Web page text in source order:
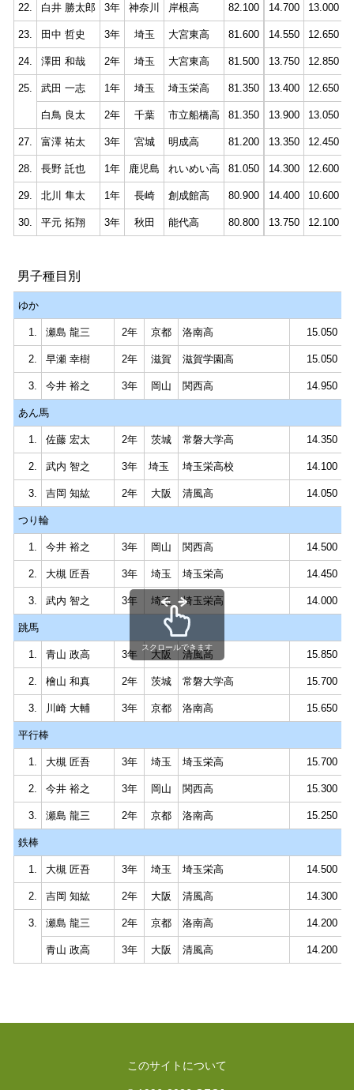
22. 白井 勝太郎 3年 神奈川 岸根高 82.100 14.700 13.000
23. 田中 哲史 3年 埼玉 大宮東高 81.600 14.550 12.650
24. 澤田 和哉 2年 埼玉 大宮東高 81.500 13.750 12.850
25. 武田 一志 1年 埼玉 埼玉栄高 81.350 13.400 12.650
白鳥 良太 2年 千葉 市立船橋高 81.350 13.900 13.050
27. 富澤 祐太 3年 宮城 明成高 81.200 13.350 12.450
28. 長野 託也 1年 鹿児島 れいめい高 81.050 14.300 12.600
29. 北川 隼太 1年 長崎 創成館高 80.900 14.400 10.600
30. 平元 拓翔 3年 秋田 能代高 80.800 13.750 12.100
男子種目別
ゆか
1. 瀬島 龍三 2年 京都 洛南高 15.050
2. 早瀬 幸樹 2年 滋賀 滋賀学園高 15.050
3. 今井 裕之 3年 岡山 関西高 14.950
あん馬
1. 佐藤 宏太 2年 茨城 常磐大学高 14.350
2. 武内 智之 3年 埼玉 埼玉栄高校 14.100
3. 吉岡 知紘 2年 大阪 清風高 14.050
つり輪
1. 今井 裕之 3年 岡山 関西高 14.500
2. 大槻 匠吾 3年 埼玉 埼玉栄高 14.450
3. 武内 智之 3年 埼玉 埼玉栄高 14.000
跳馬
1. 青山 政高 3年 大阪 清風高 15.850
2. 檜山 和真 2年 茨城 常磐大学高 15.700
3. 川崎 大輔 3年 京都 洛南高 15.650
平行棒
1. 大槻 匠吾 3年 埼玉 埼玉栄高 15.700
2. 今井 裕之 3年 岡山 関西高 15.300
3. 瀬島 龍三 2年 京都 洛南高 15.250
鉄棒
1. 大槻 匠吾 3年 埼玉 埼玉栄高 14.500
2. 吉岡 知紘 2年 大阪 清風高 14.300
3. 瀬島 龍三 2年 京都 洛南高 14.200
青山 政高 3年 大阪 清風高 14.200
スクロールできます
このサイトについて